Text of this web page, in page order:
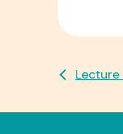
DE